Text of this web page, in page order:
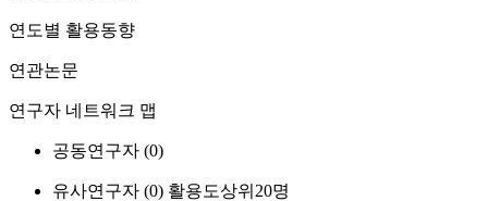
연도별 활용동향
연관논문
연구자 네트워크 맵
공동연구자 (0)
유사연구자 (0) 활용도상위20명